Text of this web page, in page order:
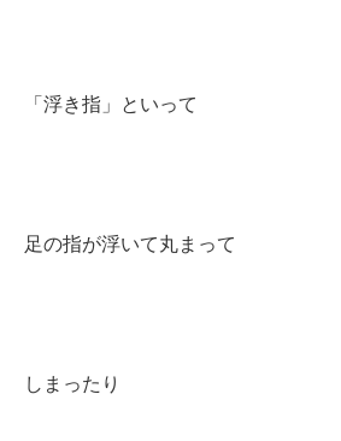
「浮き指」といって
足の指が浮いて丸まって
しまったり